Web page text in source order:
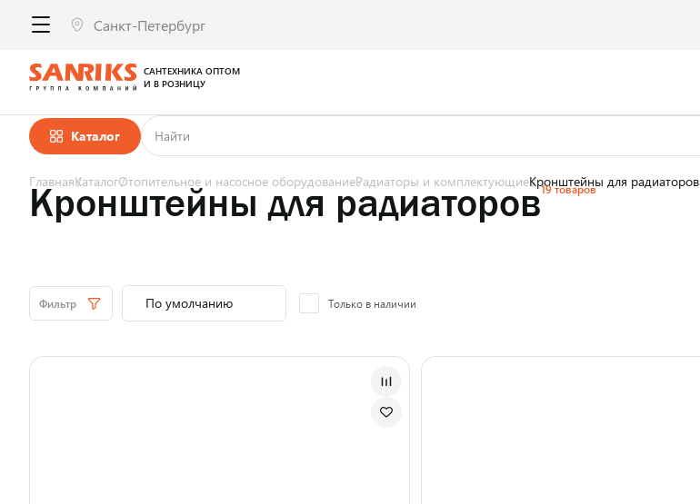
Каталог
САНТЕХНИКА ОПТОМ
И В РОЗНИЦУ
ГлавнаяКаталогОтопительное и насосное оборудованиеРадиаторы и комплектующиеКронштейны для радиаторов
Кронштейны для радиаторов19 товаров
Фильтр Только в наличии